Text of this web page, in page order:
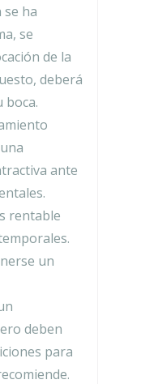
ha
se
de la
deberá
boca.
ante
rentable
un
deben
para